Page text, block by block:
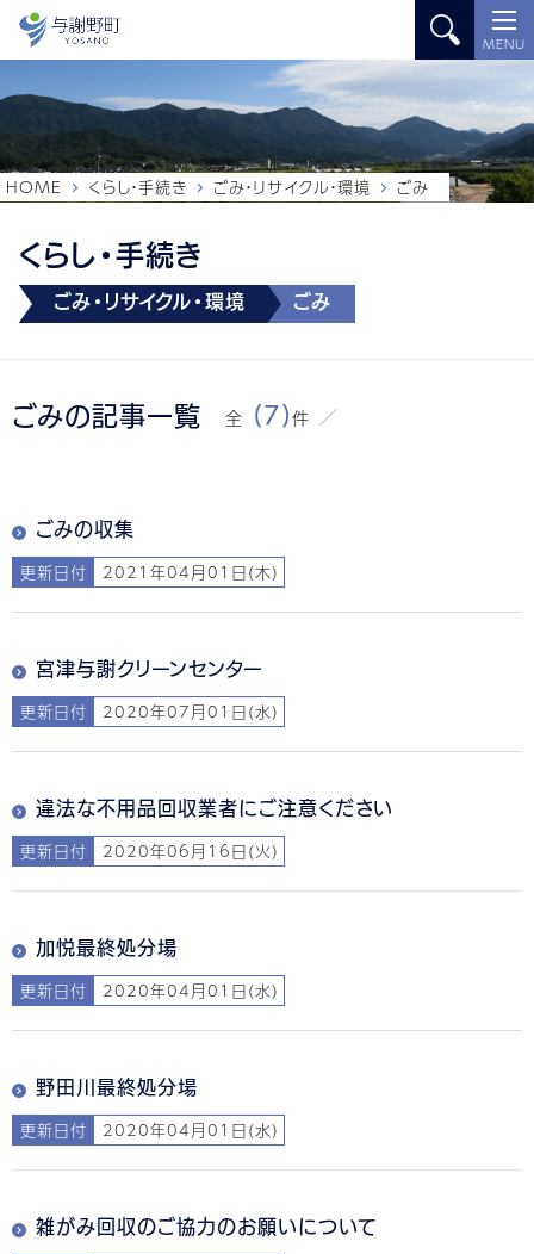
MENU
くらし・手続き
ごみ・リサイクル・環境 ごみ
HOME くらし・手続き ごみ・リサイクル・環境 ごみ
ごみの記事一覧 全 (7)件
ごみの収集
更新日付 2021年04月01日(木)
宮津与謝クリーンセンター
更新日付 2020年07月01日(水)
違法な不用品回収業者にご注意ください
更新日付 2020年06月16日(火)
加悦最終処分場
更新日付 2020年04月01日(水)
野田川最終処分場
更新日付 2020年04月01日(水)
雑がみ回収のご協力のお願いについて